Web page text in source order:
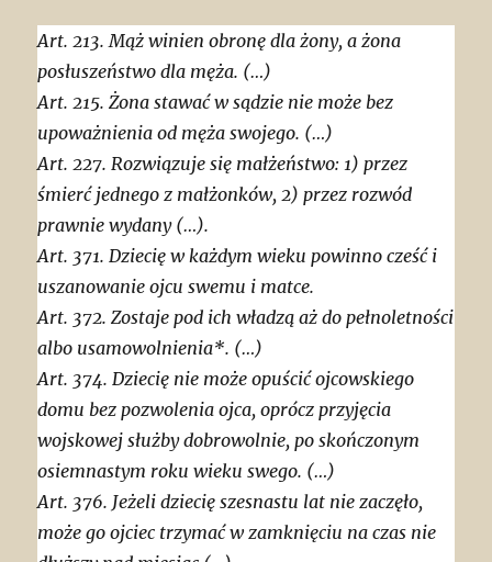
Art. 213. Mąż winien obronę dla żony, a żona
posłuszeństwo dla męża. (…)
Art. 215. Żona stawać w sądzie nie może bez
upoważnienia od męża swojego. (…)
Art. 227. Rozwiązuje się małżeństwo: 1) przez
śmierć jednego z małżonków, 2) przez rozwód
prawnie wydany (…).
Art. 371. Dziecię w każdym wieku powinno cześć i
uszanowanie ojcu swemu i matce.
Art. 372. Zostaje pod ich władzą aż do pełnoletności
albo usamowolnienia*. (…)
Art. 374. Dziecię nie może opuścić ojcowskiego
domu bez pozwolenia ojca, oprócz przyjęcia
wojskowej służby dobrowolnie, po skończonym
osiemnastym roku wieku swego. (…)
Art. 376. Jeżeli dziecię szesnastu lat nie zaczęło,
może go ojciec trzymać w zamknięciu na czas nie